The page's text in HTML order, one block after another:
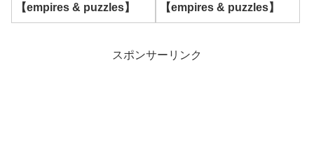
【empires & puzzles】
【empires & puzzles】
スポンサーリンク